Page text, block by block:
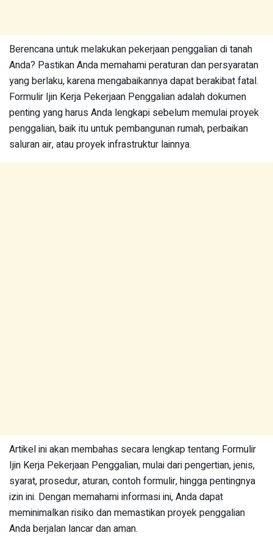
Berencana untuk melakukan pekerjaan penggalian di tanah
Anda? Pastikan Anda memahami peraturan dan persyaratan
yang berlaku, karena mengabaikannya dapat berakibat fatal.
Formulir Ijin Kerja Pekerjaan Penggalian adalah dokumen
penting yang harus Anda lengkapi sebelum memulai proyek
penggalian, baik itu untuk pembangunan rumah, perbaikan
saluran air, atau proyek infrastruktur lainnya.
Artikel ini akan membahas secara lengkap tentang Formulir
Ijin Kerja Pekerjaan Penggalian, mulai dari pengertian, jenis,
syarat, prosedur, aturan, contoh formulir, hingga pentingnya
izin ini. Dengan memahami informasi ini, Anda dapat
meminimalkan risiko dan memastikan proyek penggalian
Anda berjalan lancar dan aman.